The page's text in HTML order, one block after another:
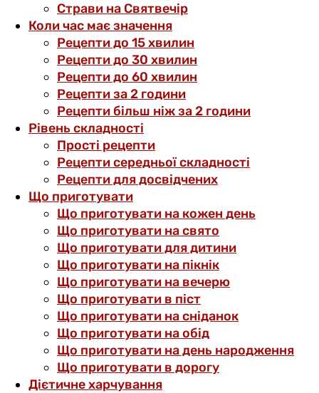
Страви на Святвечір
Коли час має значення
Рецепти до 15 хвилин
Рецепти до 30 хвилин
Рецепти до 60 хвилин
Рецепти за 2 години
Рецепти більш ніж за 2 години
Рівень складності
Прості рецепти
Рецепти середньої складності
Рецепти для досвідчених
Що приготувати
Що приготувати на кожен день
Що приготувати на свято
Що приготувати для дитини
Що приготувати на пікнік
Що приготувати на вечерю
Що приготувати в піст
Що приготувати на сніданок
Що приготувати на обід
Що приготувати на день народження
Що приготувати в дорогу
Дієтичне харчування